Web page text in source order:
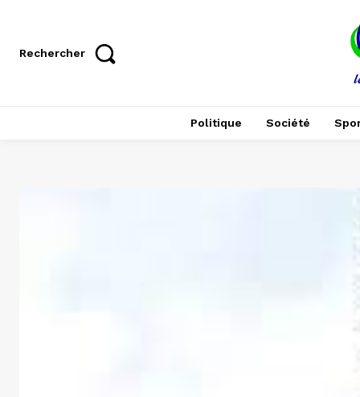
Rechercher
Politique Société